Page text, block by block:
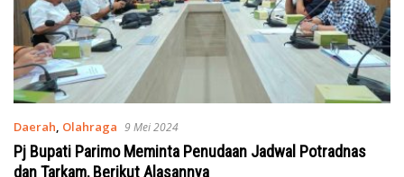
Daerah, Olahraga 9 Mei 2024
Pj Bupati Parimo Meminta Penudaan Jadwal Potradnas
dan Tarkam, Berikut Alasannya